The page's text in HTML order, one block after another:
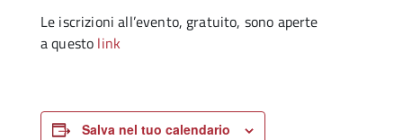
Le iscrizioni all’evento, gratuito, sono aperte
a questo link
Salva nel tuo calendario